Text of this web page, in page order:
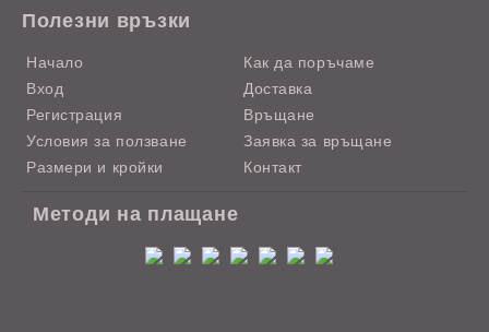
Полезни връзки
Начало
Вход
Регистрация
Условия за ползване
Размери и кройки
Как да поръчаме
Доставка
Връщане
Заявка за връщане
Контакт
Методи на плащане